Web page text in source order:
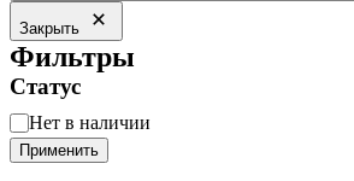
Закрыть
Фильтры
Статус
Статус
Нет в наличии
Применить